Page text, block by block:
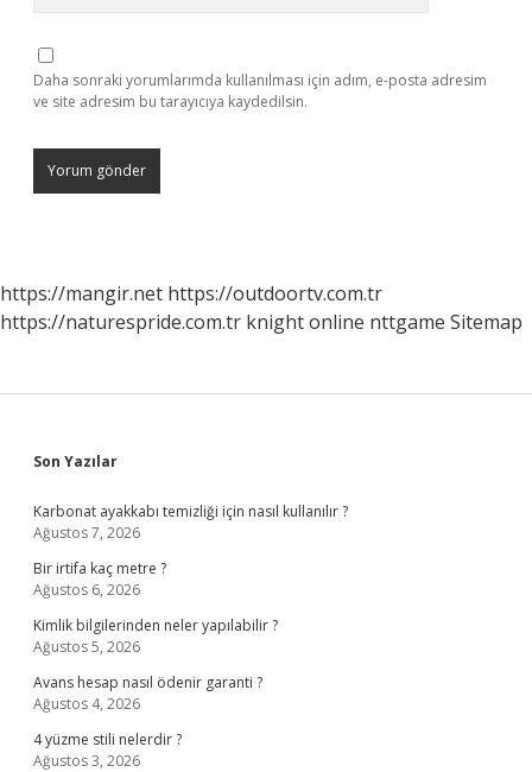
Daha sonraki yorumlarımda kullanılması için adım, e-posta adresim
ve site adresim bu tarayıcıya kaydedilsin.
https://mangir.net https://outdoortv.com.tr
https://naturespride.com.tr knight online nttgame Sitemap
Sidebar
Son Yazılar
Karbonat ayakkabı temizliği için nasıl kullanılır ?
Ağustos 7, 2026
Bir irtifa kaç metre ?
Ağustos 6, 2026
Kimlik bilgilerinden neler yapılabilir ?
Ağustos 5, 2026
Avans hesap nasıl ödenir garanti ?
Ağustos 4, 2026
4 yüzme stili nelerdir ?
Ağustos 3, 2026